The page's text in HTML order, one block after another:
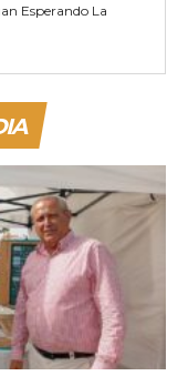
Esperando La